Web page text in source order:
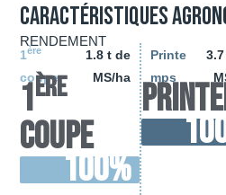
Caractéristiques
RENDEMENT
1ère
coupe
1.8 t de
MS/ha
1ère
coupe
100%
Printe
mps